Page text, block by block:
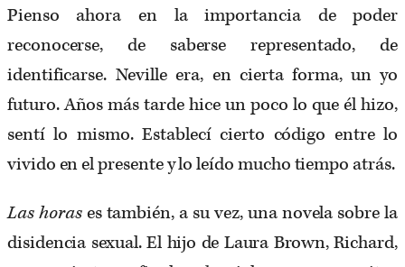
Pienso ahora en la importancia de poder
reconocerse, de saberse representado, de
identificarse. Neville era, en cierta forma, un yo
futuro. Años más tarde hice un poco lo que él hizo,
sentí lo mismo. Establecí cierto código entre lo
vivido en el presente y lo leído mucho tiempo atrás.
Las horases también, a su vez, una novela sobre la
disidencia sexual. El hijo de Laura Brown, Richard,